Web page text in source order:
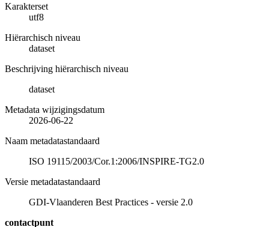
Karakterset
utf8
Hiërarchisch niveau
dataset
Beschrijving hiërarchisch niveau
dataset
Metadata wijzigingsdatum
2026-06-22
Naam metadatastandaard
ISO 19115/2003/Cor.1:2006/INSPIRE-TG2.0
Versie metadatastandaard
GDI-Vlaanderen Best Practices - versie 2.0
contactpunt